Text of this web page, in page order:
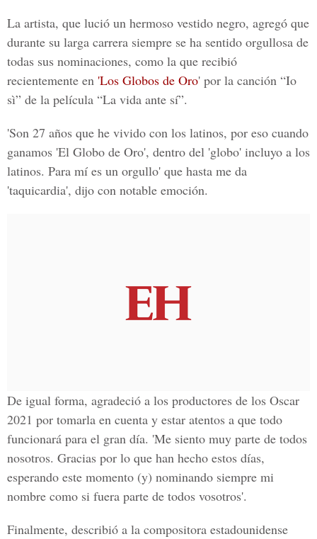
La artista, que lució un hermoso vestido negro, agregó que
durante su larga carrera siempre se ha sentido orgullosa de
todas sus nominaciones, como la que recibió
recientemente en 'Los Globos de Oro' por la canción “Io
sì” de la película “La vida ante sí”.
'Son 27 años que he vivido con los latinos, por eso cuando
ganamos 'El Globo de Oro', dentro del 'globo' incluyo a los
latinos. Para mí es un orgullo' que hasta me da
'taquicardia', dijo con notable emoción.
De igual forma, agradeció a los productores de los Oscar
2021 por tomarla en cuenta y estar atentos a que todo
funcionará para el gran día. 'Me siento muy parte de todos
nosotros. Gracias por lo que han hecho estos días,
esperando este momento (y) nominando siempre mi
nombre como si fuera parte de todos vosotros'.
Finalmente, describió a la compositora estadounidense